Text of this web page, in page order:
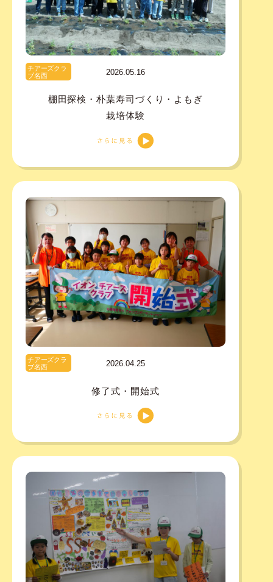
チアーズクラ
ブ名西
2026.05.16
棚田探検・朴葉寿司づくり・よもぎ
栽培体験
チアーズクラ
ブ名西
2026.04.25
修了式・開始式